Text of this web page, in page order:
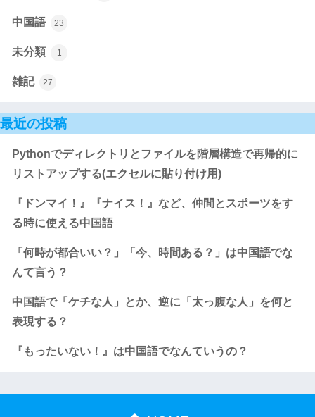
中国語 23
未分類 1
雑記 27
最近の投稿
Pythonでディレクトリとファイルを階層構造で再帰的に
リストアップする(エクセルに貼り付け用)
『ドンマイ！』『ナイス！』など、仲間とスポーツをす
る時に使える中国語
「何時が都合いい？」「今、時間ある？」は中国語でな
んて言う？
中国語で「ケチな人」とか、逆に「太っ腹な人」を何と
表現する？
『もったいない！』は中国語でなんていうの？